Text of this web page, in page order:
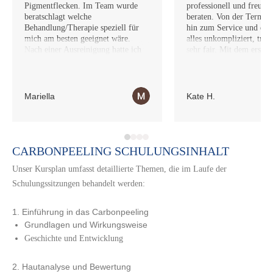
Pigmentflecken. Im Team wurde
beratschlagt welche
Behandlung/Therapie speziell für
mich am besten geeignet wäre.
Nach einer Ausreinigung hatte ich
Verbesserungen und bin so froh,
dass ich diese Praxis entdeckt habe!
dafür, dass ich mich absolut wohl
und insbesondere mit meinen
verstanden fühle.
Es wird immer auf die Bedürfnisse
Danke!!
LG
Mariella
Mariella
professionell und
beraten. Von der
hin zum Service und
alles unkompliziert,
sehr fair. Mit dem
komme selbst nun für
Kate H.
CARBONPEELING SCHULUNGSINHALT
Unser Kursplan umfasst detaillierte Themen, die im Laufe der
Schulungssitzungen behandelt werden:
1. Einführung in das Carbonpeeling
Grundlagen und Wirkungsweise
Geschichte und Entwicklung
2. Hautanalyse und Bewertung